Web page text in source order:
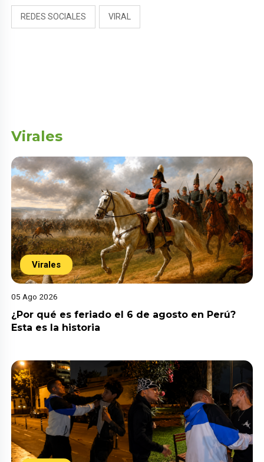
REDES SOCIALES VIRAL
Virales
Virales
05 Ago 2026
¿Por qué es feriado el 6 de agosto en Perú?
Esta es la historia